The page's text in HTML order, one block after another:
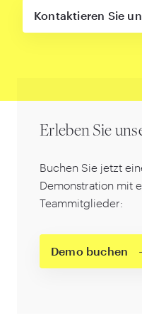
Kontaktieren Sie
Erleben Sie
Buchen Sie jetzt
Demonstration mit
Teammitglieder:
Demo buchen